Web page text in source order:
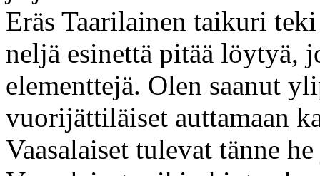
Eräs Taarilainen taikuri
neljä esinettä pitää löytyä,
elementtejä. Olen saanut
vuorijättiläiset auttamaan
Vaasalaiset tulevat tänne